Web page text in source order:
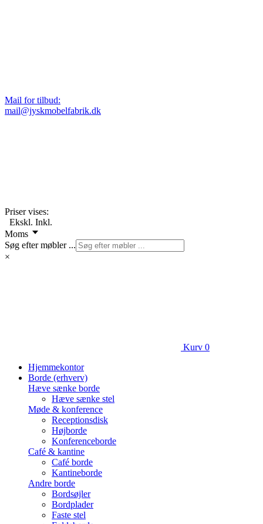
Mail for tilbud:
mail@jyskmobelfabrik.dk
Priser vises:
Ekskl. Inkl.
Moms
Søg efter møbler ...
×
Kurv 0
Hjemmekontor
Borde (erhverv)
Hæve sænke borde
Hæve sænke stel
Møde & konference
Receptionsdisk
Højborde
Konferenceborde
Café & kantine
Café borde
Kantineborde
Andre borde
Bordsøjler
Bordplader
Faste stel